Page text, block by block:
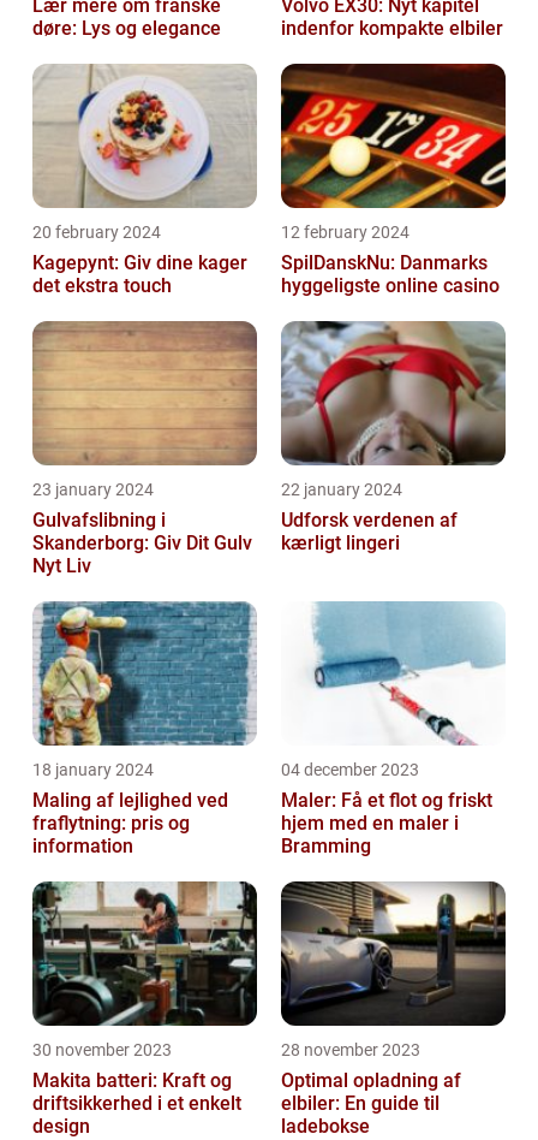
Lær mere om franske
døre: Lys og elegance
Volvo EX30: Nyt kapitel
indenfor kompakte elbiler
20 february 2024
Kagepynt: Giv dine kager
det ekstra touch
12 february 2024
SpilDanskNu: Danmarks
hyggeligste online casino
23 january 2024
Gulvafslibning i
Skanderborg: Giv Dit Gulv
Nyt Liv
22 january 2024
Udforsk verdenen af
kærligt lingeri
18 january 2024
Maling af lejlighed ved
fraflytning: pris og
information
04 december 2023
Maler: Få et flot og friskt
hjem med en maler i
Bramming
30 november 2023
Makita batteri: Kraft og
driftsikkerhed i et enkelt
design
28 november 2023
Optimal opladning af
elbiler: En guide til
ladebokse